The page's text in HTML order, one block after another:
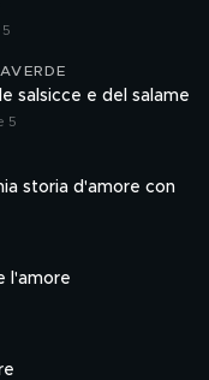
salsicce e del salame
5
storia d'amore con
l'amore